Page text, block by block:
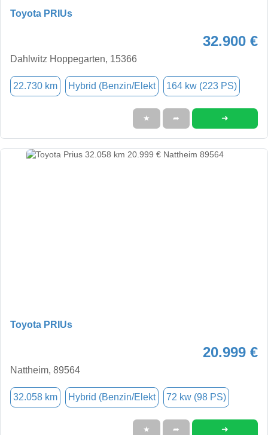
Toyota PRIUs
32.900 €
Dahlwitz Hoppegarten, 15366
22.730 km Hybrid (Benzin/Elekt 164 kw (223 PS)
★ ➦ ➜
Toyota PRIUs
20.999 €
Nattheim, 89564
32.058 km Hybrid (Benzin/Elekt 72 kw (98 PS)
★ ➦ ➜